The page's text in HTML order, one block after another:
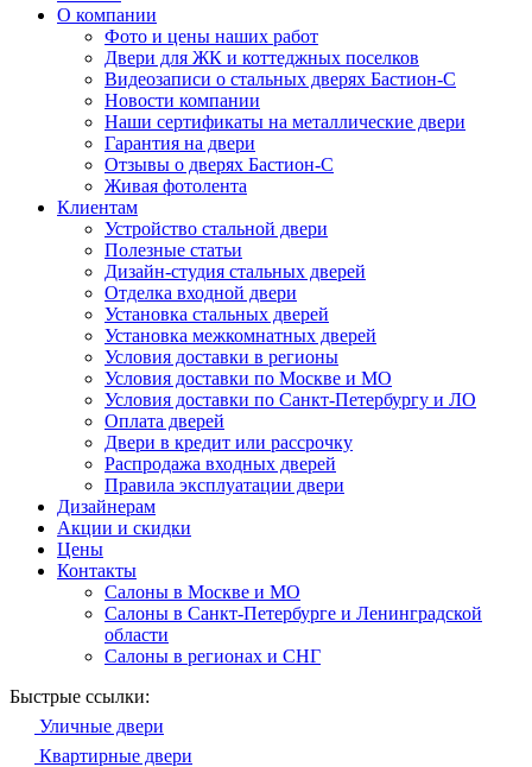
О компании
Фото и цены наших работ
Двери для ЖК и коттеджных поселков
Видеозаписи о стальных дверях Бастион-С
Новости компании
Наши сертификаты на металлические двери
Гарантия на двери
Отзывы о дверях Бастион-С
Живая фотолента
Клиентам
Устройство стальной двери
Полезные статьи
Дизайн-студия стальных дверей
Отделка входной двери
Установка стальных дверей
Установка межкомнатных дверей
Условия доставки в регионы
Условия доставки по Москве и МО
Условия доставки по Санкт-Петербургу и ЛО
Оплата дверей
Двери в кредит или рассрочку
Распродажа входных дверей
Правила эксплуатации двери
Дизайнерам
Акции и скидки
Цены
Контакты
Салоны в Москве и МО
Салоны в Санкт-Петербурге и Ленинградской
области
Салоны в регионах и СНГ
Быстрые ссылки:
Уличные двери
Квартирные двери